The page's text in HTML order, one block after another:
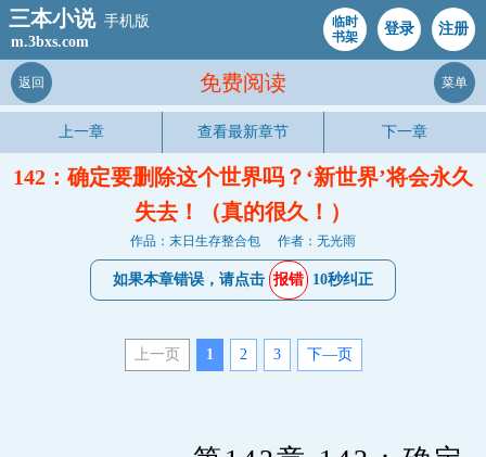
三本小说 手机版
m.3bxs.com
临时
书架
登录 注册
免费阅读
返回 菜单
上一章 查看最新章节 下一章
142：确定要删除这个世界吗？‘新世界’将会永久
失去！（真的很久！）
作品：末日生存整合包 作者：无光雨
如果本章错误，请点击 报错 10秒纠正
上一页 1 2 3 下—页